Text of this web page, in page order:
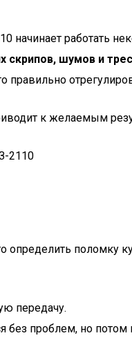
начинает работать
скрипов, шумов и
правильно
к желаемым
2110
определить поломку
передачу.
без проблем, но